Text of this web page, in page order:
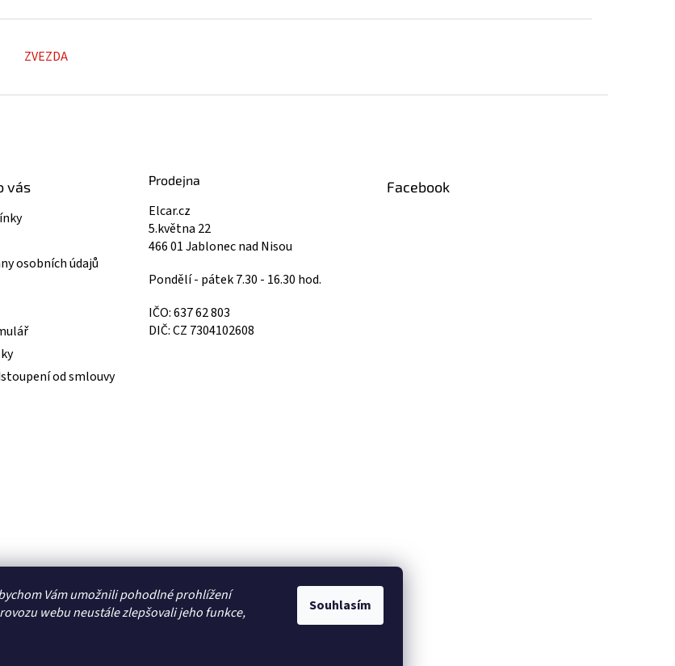
Vám umožnili pohodlné prohlížení
webu neustále zlepšovali jeho funkce,
Souhlasím
ZVEZDA
vás
osobních údajů
od smlouvy
Prodejna
Elcar.cz
5.května 22
466 01 Jablonec nad Nisou
Pondělí - pátek 7.30 - 16.30 hod.
IČO: 637 62 803
DIČ: CZ 7304102608
Facebook